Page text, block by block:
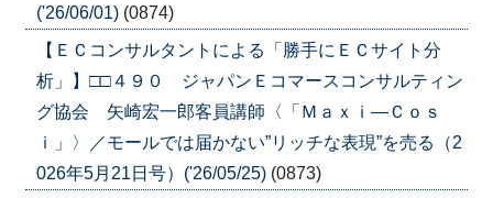
('26/06/01) (0874)
【ＥＣコンサルタントによる「勝手にＥＣサイト分
析」】□□４９０ ジャパンＥコマースコンサルティン
グ協会 矢崎宏一郎客員講師〈「Ｍａｘｉ―Ｃｏｓ
ｉ」〉／モールでは届かない”リッチな表現”を売る（2
026年5月21日号）('26/05/25) (0873)